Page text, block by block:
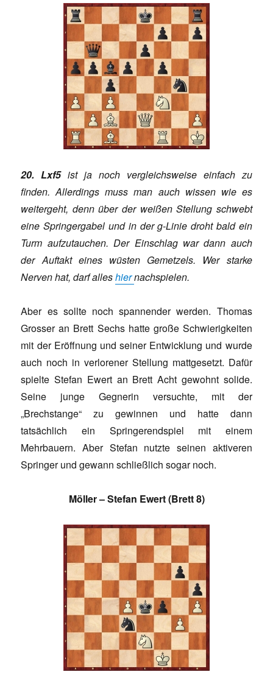
20. Lxf5ist ja noch vergleichsweise einfach zu
finden. Allerdings muss man auch wissen wie es
weitergeht, denn über der weißen Stellung schwebt
eine Springergabel und in der g-Linie droht bald ein
Turm aufzutauchen. Der Einschlag war dann auch
der Auftakt eines wüsten Gemetzels. Wer starke
Nerven hat, darf alleshiernachspielen.
Aber es sollte noch spannender werden. Thomas
Grosser an Brett Sechs hatte große Schwierigkeiten
mit der Eröffnung und seiner Entwicklung und wurde
auch noch in verlorener Stellung mattgesetzt. Dafür
spielte Stefan Ewert an Brett Acht gewohnt solide.
Seine junge Gegnerin versuchte, mit der
„Brechstange“ zu gewinnen und hatte dann
tatsächlich ein Springerendspiel mit einem
Mehrbauern. Aber Stefan nutzte seinen aktiveren
Springer und gewann schließlich sogar noch.
Möller – Stefan Ewert (Brett 8)